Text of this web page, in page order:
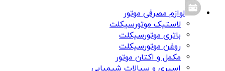
لوازم مصرفی موتور
لاستیک موتورسیکلت
باتری موتورسیکلت
روغن موتورسیکلت
مکمل و اکتان موتور
اسپری و سیالات شیمیایی